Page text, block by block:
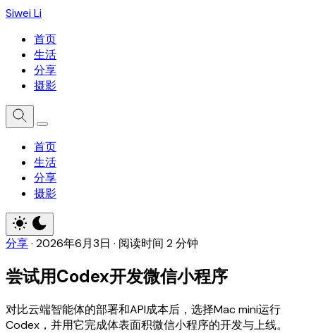
Siwei Li
首页
生活
分享
摄影
首页
生活
分享
摄影
分享· 2026年6月3日 · 阅读时间 2 分钟
尝试用Codex开发微信小程序
对比云端智能体的部署和API成本后，选择Mac mini运行
Codex，并用它完成体表面积微信小程序的开发与上线。